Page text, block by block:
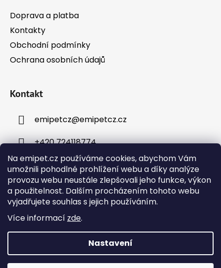
Na emipet.cz používáme cookies, abychom Vám
umožnili pohodlné prohlížení webu a díky analýze
provozu webu neustále zlepšovali jeho funkce, výkon
a použitelnost. Dalším procházením tohoto webu
vyjadřujete souhlas s jejich používáním.
Více informací zde.
Nastavení
Objednávky přijaté v pracovní dny do 12:00 budou
Doprava a platba
Kontakty
Obchodní podmínky
Ochrana osobních údajů
Kontakt
emipetcz@emipetcz.cz
+420 724118774
Instagram
Vytvořil Shoptet